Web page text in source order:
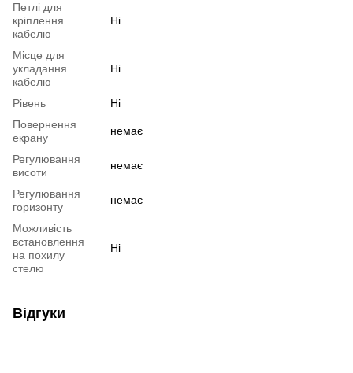
Петлі для
кріплення
кабелю
Ні
Місце для
укладання
кабелю
Ні
Рівень
Ні
Повернення
екрану
немає
Регулювання
висоти
немає
Регулювання
горизонту
немає
Можливість
встановлення
на похилу
стелю
Ні
Відгуки